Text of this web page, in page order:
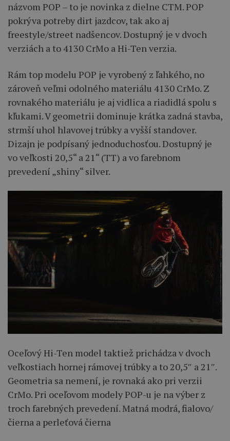
názvom POP – to je novinka z dielne CTM. POP
pokrýva potreby dirt jazdcov, tak ako aj
freestyle/street nadšencov. Dostupný je v dvoch
verziách a to 4130 CrMo a Hi-Ten verzia.
Rám top modelu POP je vyrobený z ľahkého, no
zároveň veľmi odolného materiálu 4130 CrMo. Z
rovnakého materiálu je aj vidlica a riadidlá spolu s
kľukami. V geometrii dominuje krátka zadná stavba,
strmší uhol hlavovej trúbky a vyšší standover.
Dizajn je podpísaný jednoduchosťou. Dostupný je
vo veľkosti 20,5“ a 21“ (TT) a vo farebnom
prevedení „shiny“ silver.
Oceľový Hi-Ten model taktiež prichádza v dvoch
veľkostiach hornej rámovej trúbky a to 20,5″ a 21″.
Geometria sa nemení, je rovnaká ako pri verzii
CrMo. Pri oceľovom modely POP-u je na výber z
troch farebných prevedení. Matná modrá, fialovo/
čierna a perleťová čierna